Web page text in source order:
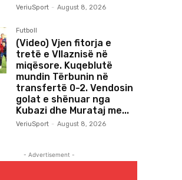
VeriuSport - August 8, 2026
Futboll
(Video) Vjen fitorja e
tretë e Vllaznisë në
miqësore. Kuqeblutë
mundin Tërbunin në
transfertë 0-2. Vendosin
golat e shënuar nga
Kubazi dhe Murataj me...
VeriuSport - August 8, 2026
- Advertisement -